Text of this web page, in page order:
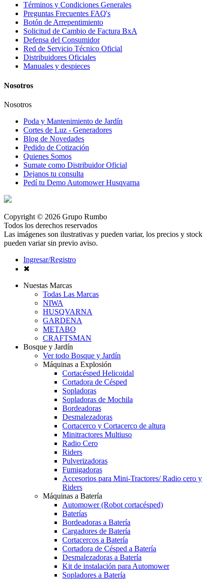
Términos y Condiciones Generales
Preguntas Frecuentes FAQ's
Botón de Arrepentimiento
Solicitud de Cambio de Factura BxA
Defensa del Consumidor
Red de Servicio Técnico Oficial
Distribuidores Oficiales
Manuales y despieces
Nosotros
Nosotros
Poda y Mantenimiento de Jardín
Cortes de Luz - Generadores
Blog de Novedades
Pedido de Cotización
Quienes Somos
Sumate como Distribuidor Oficial
Dejanos tu consulta
Pedí tu Demo Automower Husqvarna
Copyright © 2026 Grupo Rumbo
Todos los derechos reservados
Las imágenes son ilustrativas y pueden variar, los precios y stock
pueden variar sin previo aviso.
Ingresar/Registro
✖
Nuestas Marcas
Todas Las Marcas
NIWA
HUSQVARNA
GARDENA
METABO
CRAFTSMAN
Bosque y Jardín
Ver todo Bosque y Jardín
Máquinas a Explosión
Cortacésped Helicoidal
Cortadora de Césped
Sopladoras
Sopladoras de Mochila
Bordeadoras
Desmalezadoras
Cortacerco y Cortacerco de altura
Minitractores Multiuso
Radio Cero
Riders
Pulverizadoras
Fumigadoras
Accesorios para Mini-Tractores/ Radio cero y
Riders
Máquinas a Batería
Automower (Robot cortacésped)
Baterías
Bordeadoras a Batería
Cargadores de Batería
Cortacercos a Batería
Cortadora de Césped a Batería
Desmalezadoras a Batería
Kit de instalación para Automower
Sopladores a Batería